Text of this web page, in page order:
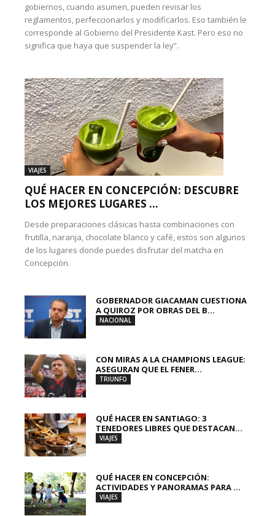
gobiernos, cuando asumen, pueden revisar los
reglamentos, perfeccionarlos y modificarlos. Eso también le
corresponde al Gobierno del Presidente Kast. Pero eso no
significa que haya que suspender la ley”.
VIAJES
QUÉ HACER EN CONCEPCIÓN: DESCUBRE
LOS MEJORES LUGARES ...
Desde preparaciones clásicas hasta combinaciones con
frutilla, naranja, chocolate blanco y café, estos son algunos
de los lugares donde puedes disfrutar del matcha en
Concepción.
GOBERNADOR GIACAMAN CUESTIONA
A QUIROZ POR OBRAS DEL B...
NACIONAL
CON MIRAS A LA CHAMPIONS LEAGUE:
ASEGURAN QUE EL FENER...
TRIUNFO
QUÉ HACER EN SANTIAGO: 3
TENEDORES LIBRES QUE DESTACAN...
VIAJES
QUÉ HACER EN CONCEPCIÓN:
ACTIVIDADES Y PANORAMAS PARA ...
VIAJES